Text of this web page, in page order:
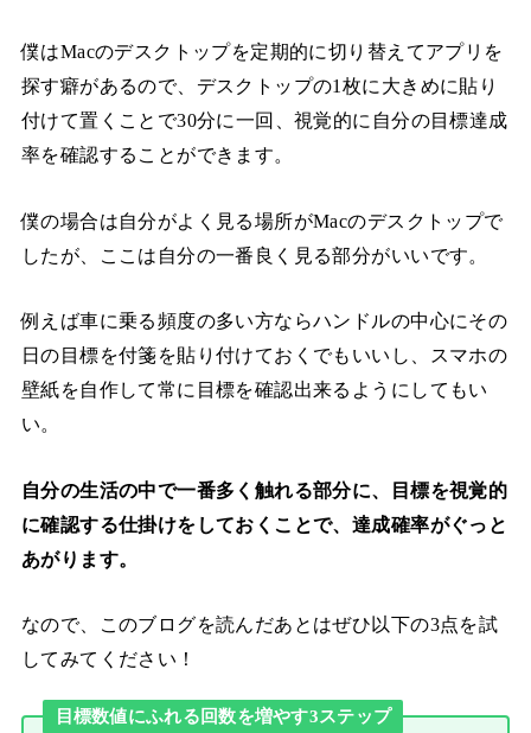
僕はMacのデスクトップを定期的に切り替えてアプリを
探す癖があるので、デスクトップの1枚に大きめに貼り
付けて置くことで30分に一回、視覚的に自分の目標達成
率を確認することができます。
僕の場合は自分がよく見る場所がMacのデスクトップで
したが、ここは自分の一番良く見る部分がいいです。
例えば車に乗る頻度の多い方ならハンドルの中心にその
日の目標を付箋を貼り付けておくでもいいし、スマホの
壁紙を自作して常に目標を確認出来るようにしてもい
い。
自分の生活の中で一番多く触れる部分に、目標を視覚的
に確認する仕掛けをしておくことで、達成確率がぐっと
あがります。
なので、このブログを読んだあとはぜひ以下の3点を試
してみてください！
目標数値にふれる回数を増やす3ステップ